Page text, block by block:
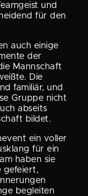
und
für den
auch einige
der
Mannschaft
Die
familiär, und
Gruppe nicht
abseits
bildet.
ein voller
für ein
haben sie
gefeiert,
begleiten